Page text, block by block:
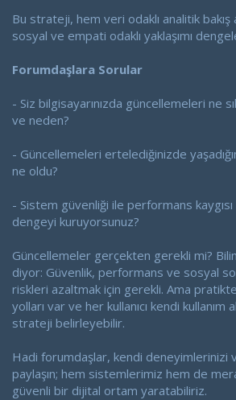
Bu strateji, hem veri odaklı analitik bakış
sosyal ve empati odaklı yaklaşımı
Forumdaşlara Sorular
- Siz bilgisayarınızda güncellemeleri ne
ve neden?
- Güncellemeleri ertelediğinizde
ne oldu?
- Sistem güvenliği ile performans kaygısı
dengeyi kuruyorsunuz?
Güncellemeler gerçekten gerekli mi?
diyor: Güvenlik, performans ve sosyal
riskleri azaltmak için gerekli. Ama
yolları var ve her kullanıcı kendi kullanım
strateji belirleyebilir.
Hadi forumdaşlar, kendi deneyimlerinizi
paylaşın; hem sistemlerimiz hem de
güvenli bir dijital ortam yaratabiliriz.